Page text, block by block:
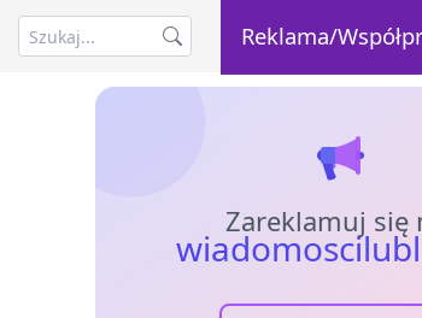
Reklama/
Zareklamuj się